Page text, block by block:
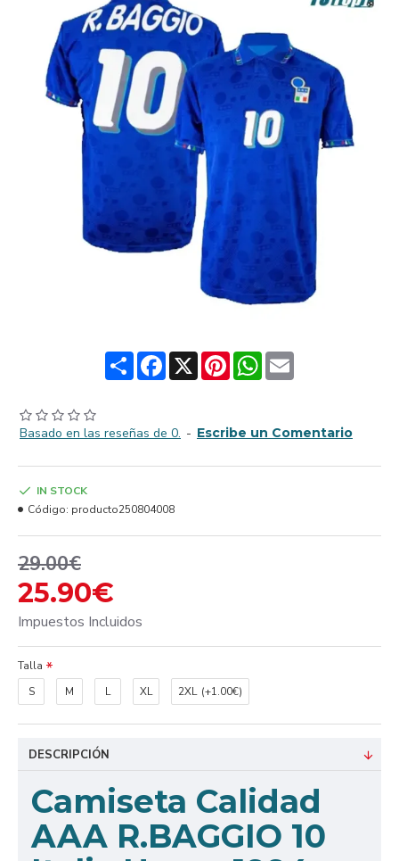
ShareFacebook
X PinterestWhatsApp
Email
Basado en las reseñas de 0. - Escribe un Comentario
25.90€
29.00€
Impuestos Incluidos
IN STOCK
Código: producto250804008
Talla
S
M L XL 2XL (+1.00€)
DESCRIPCIÓN
Camiseta Calidad
AAA R.BAGGIO 10